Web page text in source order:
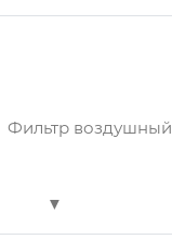
Фильтр воздушный